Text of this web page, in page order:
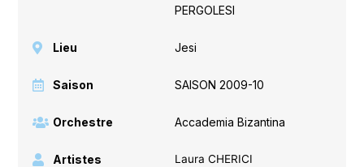
PERGOLESI
Lieu Jesi
Saison SAISON 2009-10
Orchestre Accademia Bizantina
Artistes
Laura CHERICI